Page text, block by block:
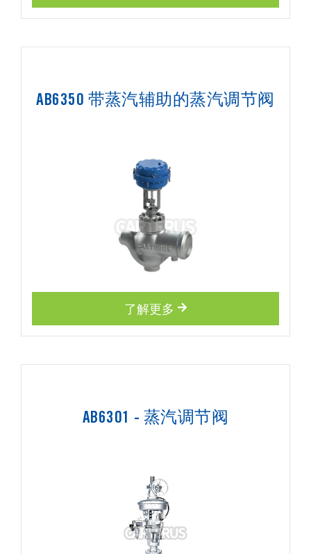
AB6350 带蒸汽辅助的蒸汽调节阀
了解更多
AB6301 - 蒸汽调节阀